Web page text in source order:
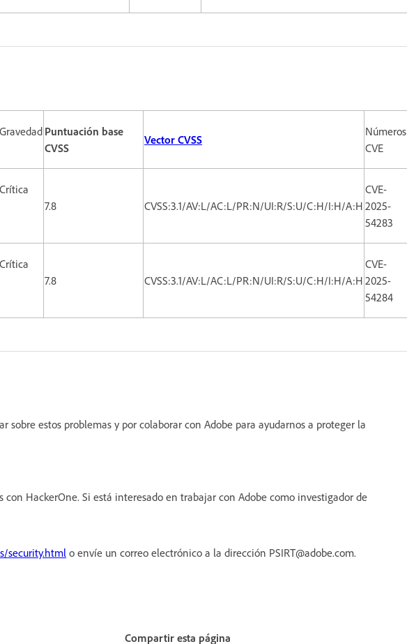
Gravedad Puntuación base
CVSS
Vector CVSS
Números
CVE
Crítica
7.8
CVSS:3.1/AV:L/AC:L/PR:N/UI:R/S:U/C:H/I:H/A:H
CVE-
2025-
54283
Crítica
7.8
CVSS:3.1/AV:L/AC:L/PR:N/UI:R/S:U/C:H/I:H/A:H
CVE-
2025-
54284
estos problemas y por colaborar con Adobe para ayudarnos a proteger la
HackerOne. Si está interesado en trabajar con Adobe como investigador de
security.html o envíe un correo electrónico a la dirección PSIRT@adobe.com.
Compartir esta página